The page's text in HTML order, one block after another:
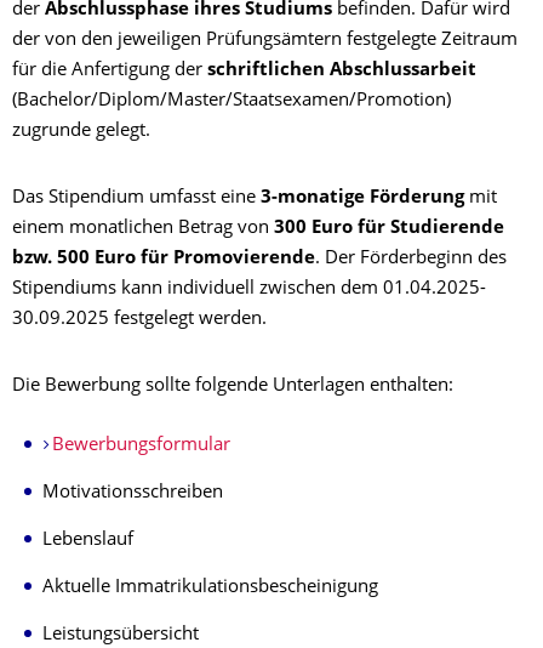
der Abschlussphase ihres Studiums befinden. Dafür wird
der von den jeweiligen Prüfungsämtern festgelegte Zeitraum
für die Anfertigung der schriftlichen Abschlussarbeit
(Bachelor/Diplom/Master/Staatsexamen/Promotion)
zugrunde gelegt.
Das Stipendium umfasst eine 3-monatige Förderungmit
einem monatlichen Betrag von 300 Euro für Studierende
bzw. 500 Euro für Promovierende. Der Förderbeginn des
Stipendiums kann individuell zwischen dem 01.04.2025-
30.09.2025 festgelegt werden.
Die Bewerbung sollte folgende Unterlagen enthalten:
Bewerbungsformular
Motivationsschreiben
Lebenslauf
Aktuelle Immatrikulationsbescheinigung
Leistungsübersicht